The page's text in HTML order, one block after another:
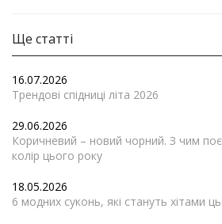
Ще статті
16.07.2026
Трендові спідниці літа 2026
29.06.2026
Коричневий – новий чорний. З чим
колір цього року
18.05.2026
6 модних суконь, які стануть хітами